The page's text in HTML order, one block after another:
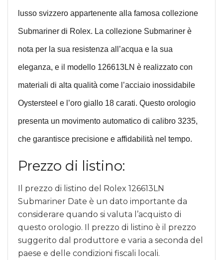
lusso svizzero appartenente alla famosa collezione
Submariner di Rolex. La collezione Submariner è
nota per la sua resistenza all’acqua e la sua
eleganza, e il modello 126613LN è realizzato con
materiali di alta qualità come l’acciaio inossidabile
Oystersteel e l’oro giallo 18 carati. Questo orologio
presenta un movimento automatico di calibro 3235,
che garantisce precisione e affidabilità nel tempo.
Prezzo di listino:
Il prezzo di listino del Rolex 126613LN
Submariner Date è un dato importante da
considerare quando si valuta l’acquisto di
questo orologio. Il prezzo di listino è il prezzo
suggerito dal produttore e varia a seconda del
paese e delle condizioni fiscali locali.